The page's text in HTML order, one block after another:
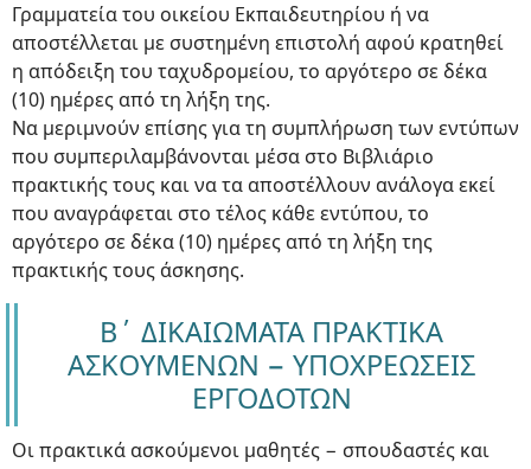
Γραμματεία του οικείου Εκπαιδευτηρίου ή να
αποστέλλεται με συστημένη επιστολή αφού κρατηθεί
η απόδειξη του ταχυδρομείου, το αργότερο σε δέκα
(10) ημέρες από τη λήξη της.
Να μεριμνούν επίσης για τη συμπλήρωση των εντύπων
που συμπεριλαμβάνονται μέσα στο Βιβλιάριο
πρακτικής τους και να τα αποστέλλουν ανάλογα εκεί
που αναγράφεται στο τέλος κάθε εντύπου, το
αργότερο σε δέκα (10) ημέρες από τη λήξη της
πρακτικής τους άσκησης.
Β΄ ΔΙΚΑΙΩΜΑΤΑ ΠΡΑΚΤΙΚΑ
ΑΣΚΟΥΜΕΝΩΝ − ΥΠΟΧΡΕΩΣΕΙΣ
ΕΡΓΟΔΟΤΩΝ
Οι πρακτικά ασκούμενοι μαθητές − σπουδαστές και